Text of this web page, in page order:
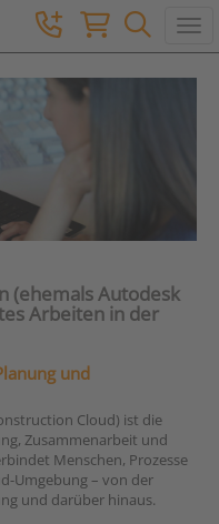
(ehemals Autodesk
Arbeiten in der
und
Cloud) ist die
Zusammenarbeit und
Menschen, Prozesse
Umgebung – von der
und darüber hinaus.